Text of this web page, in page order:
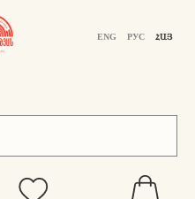
ENG РУС ՀԱՅ